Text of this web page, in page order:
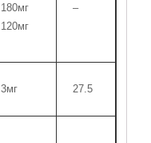
180мг
120мг
–
3мг 27.5